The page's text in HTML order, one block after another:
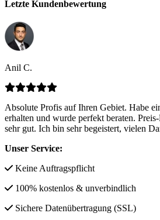
Letzte Kundenbewertung
Anil C.
Absolute Profis auf Ihren Gebiet. Habe
erhalten und wurde perfekt beraten.
sehr gut. Ich bin sehr begeistert, vielen
Unser Service:
Keine Auftragspflicht
100% kostenlos & unverbindlich
Sichere Datenübertragung (SSL)